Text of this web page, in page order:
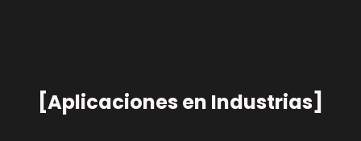
[Aplicaciones en Industrias]